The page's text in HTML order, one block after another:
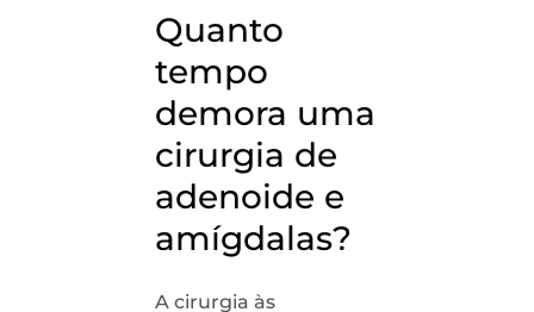
Quanto
tempo
demora uma
cirurgia de
adenoide e
amígdalas?
A cirurgia às